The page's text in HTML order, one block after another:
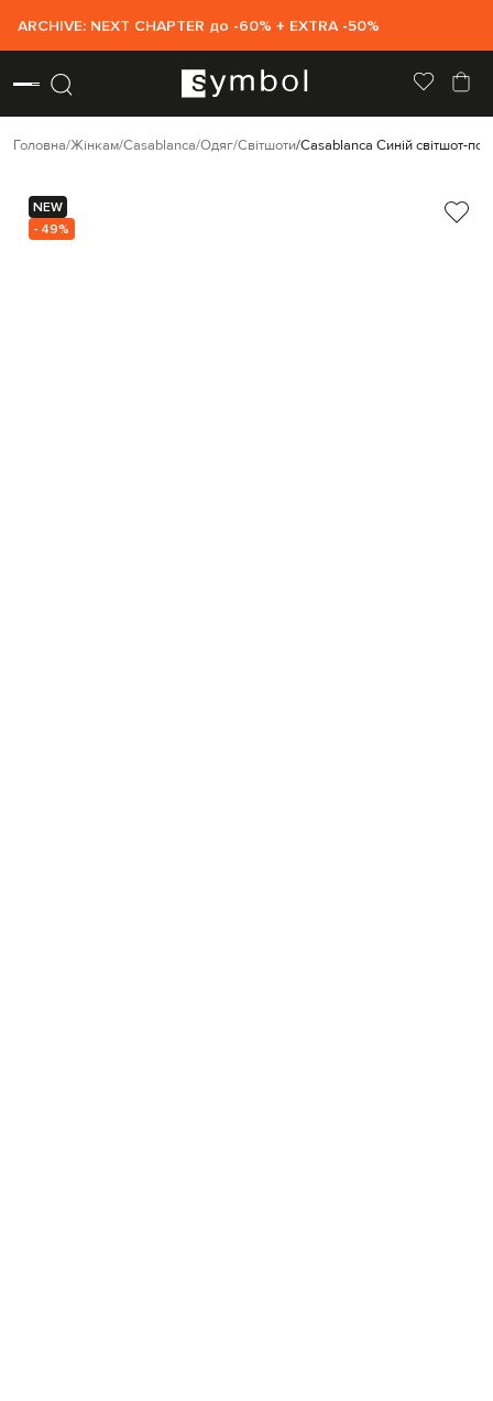
ARCHIVE: NEXT CHAPTER до -60% + EXTRA -50%
Головна Жінкам Casablanca Одяг Світшоти Casablanca Синій світшот-
NEW
- 49%